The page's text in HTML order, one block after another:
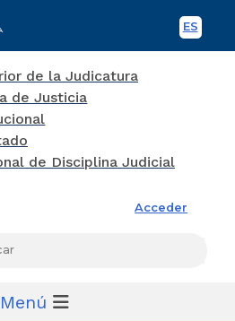
ES
Acceder
Menú